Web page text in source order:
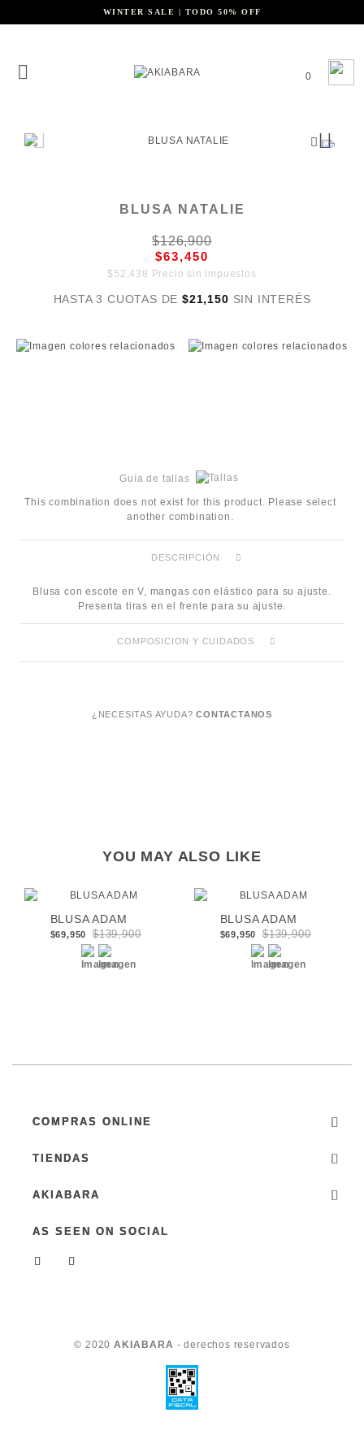
WINTER SALE | TODO 50% OFF
0
BLUSA NATALIE
$126,900
$63,450
$52,438 Precio sin impuestos
HASTA 3 CUOTAS DE$21,150 SIN INTERÉS
Guía de tallas
This combination does not exist for this product. Please select
another combination.
DESCRIPCIÓN
Blusa con escote en V, mangas con elástico para su ajuste.
Presenta tiras en el frente para su ajuste.
COMPOSICION Y CUIDADOS
¿NECESITAS AYUDA?CONTACTANOS
YOU MAY ALSO LIKE
BLUSA ADAM
$69,950 $139,900
BLUSA ADAM
$69,950 $139,900
COMPRAS ONLINE
TIENDAS
AKIABARA
AS SEEN ON SOCIAL
© 2020 AKIABARA - derechos reservados